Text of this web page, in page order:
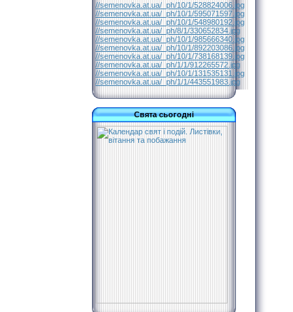
//semenovka.at.ua/_ph/10/1/528824006.jpg
//semenovka.at.ua/_ph/10/1/595071597.jpg
//semenovka.at.ua/_ph/10/1/548980192.jpg
//semenovka.at.ua/_ph/8/1/330652834.jpg
//semenovka.at.ua/_ph/10/1/985666340.jpg
//semenovka.at.ua/_ph/10/1/892203086.jpg
//semenovka.at.ua/_ph/10/1/738168139.jpg
//semenovka.at.ua/_ph/1/1/912265572.jpg
//semenovka.at.ua/_ph/10/1/131535131.jpg
//semenovka.at.ua/_ph/1/1/443551983.jpg
Свята сьогодні